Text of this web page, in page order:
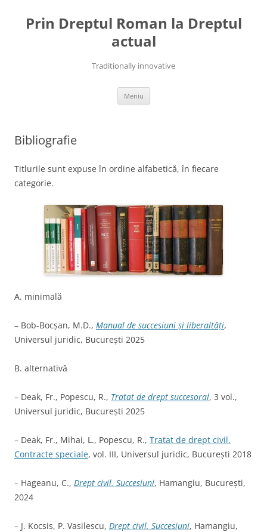
conținut
Prin Dreptul Roman la Dreptul
actual
Traditionally innovative
Meniu
Bibliografie
Titlurile sunt expuse în ordine alfabetică, în fiecare
categorie.
A. minimală
– Bob-Bocșan, M.D., Manual de succesiuni și liberaltăți,
Universul juridic, București 2025
B. alternativă
– Deak, Fr., Popescu, R., Tratat de drept succesoral, 3 vol.,
Universul juridic, București 2025
– Deak, Fr., Mihai, L., Popescu, R., Tratat de drept civil.
Contracte speciale, vol. III, Universul juridic, București 2018
– Hageanu, C., Drept civil. Succesiuni, Hamangiu, București,
2024
– J. Kocsis, P. Vasilescu, Drept civil. Succesiuni, Hamangiu,